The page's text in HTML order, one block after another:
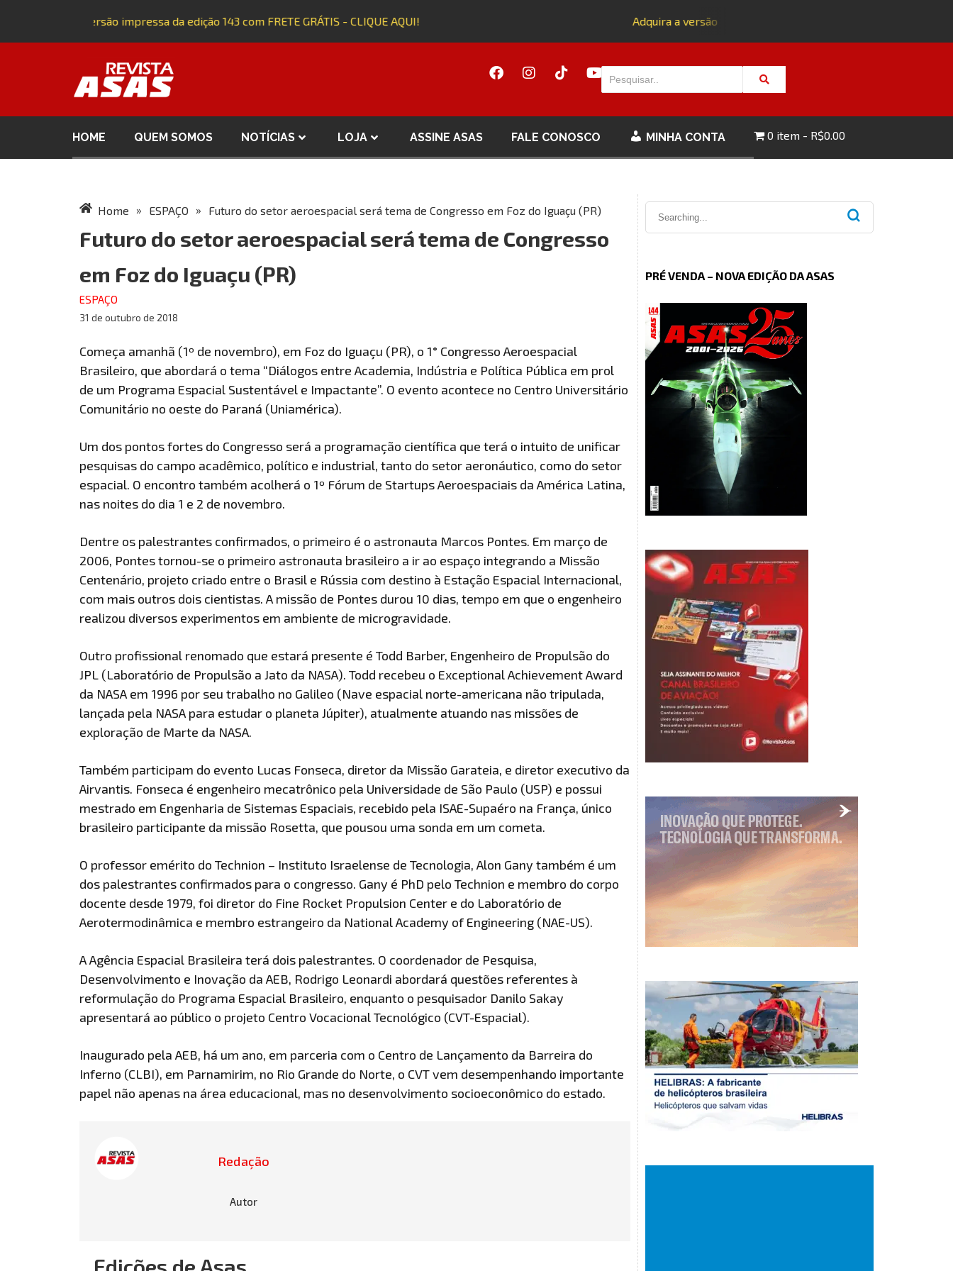
Adquira a versão impressa da edição 143 com FRETE GRÁTIS - CLIQUE AQUI! Adquira a versão impressa da edição 143 com FRETE GRÁTIS -
HOME QUEM SOMOS NOTÍCIAS LOJA ASSINE ASAS FALE CONOSCO MINHA CONTA 0 item R$0.00
Home » ESPAÇO » Futuro do setor aeroespacial será tema de Congresso em Foz do Iguaçu (PR)
Futuro do setor aeroespacial será tema de Congresso
em Foz do Iguaçu (PR)
ESPAÇO
31 de outubro de 2018
Começa amanhã (1º de novembro), em Foz do Iguaçu (PR), o 1° Congresso Aeroespacial
Brasileiro, que abordará o tema “Diálogos entre Academia, Indústria e Política Pública em prol
de um Programa Espacial Sustentável e Impactante”. O evento acontece no Centro Universitário
Comunitário no oeste do Paraná (Uniamérica).
Um dos pontos fortes do Congresso será a programação científica que terá o intuito de unificar
pesquisas do campo acadêmico, político e industrial, tanto do setor aeronáutico, como do setor
espacial. O encontro também acolherá o 1º Fórum de Startups Aeroespaciais da América Latina,
nas noites do dia 1 e 2 de novembro.
Dentre os palestrantes confirmados, o primeiro é o astronauta Marcos Pontes. Em março de
2006, Pontes tornou-se o primeiro astronauta brasileiro a ir ao espaço integrando a Missão
Centenário, projeto criado entre o Brasil e Rússia com destino à Estação Espacial Internacional,
com mais outros dois cientistas. A missão de Pontes durou 10 dias, tempo em que o engenheiro
realizou diversos experimentos em ambiente de microgravidade.
Outro profissional renomado que estará presente é Todd Barber, Engenheiro de Propulsão do
JPL (Laboratório de Propulsão a Jato da NASA). Todd recebeu o Exceptional Achievement Award
da NASA em 1996 por seu trabalho no Galileo (Nave espacial norte-americana não tripulada,
lançada pela NASA para estudar o planeta Júpiter), atualmente atuando nas missões de
exploração de Marte da NASA.
Também participam do evento Lucas Fonseca, diretor da Missão Garateia, e diretor executivo da
Airvantis. Fonseca é engenheiro mecatrônico pela Universidade de São Paulo (USP) e possui
mestrado em Engenharia de Sistemas Espaciais, recebido pela ISAE-Supaéro na França, único
brasileiro participante da missão Rosetta, que pousou uma sonda em um cometa.
O professor emérito do Technion – Instituto Israelense de Tecnologia, Alon Gany também é um
dos palestrantes confirmados para o congresso. Gany é PhD pelo Technion e membro do corpo
docente desde 1979, foi diretor do Fine Rocket Propulsion Center e do Laboratório de
Aerotermodinâmica e membro estrangeiro da National Academy of Engineering (NAE-US).
A Agência Espacial Brasileira terá dois palestrantes. O coordenador de Pesquisa,
Desenvolvimento e Inovação da AEB, Rodrigo Leonardi abordará questões referentes à
reformulação do Programa Espacial Brasileiro, enquanto o pesquisador Danilo Sakay
apresentará ao público o projeto Centro Vocacional Tecnológico (CVT-Espacial).
Inaugurado pela AEB, há um ano, em parceria com o Centro de Lançamento da Barreira do
Inferno (CLBI), em Parnamirim, no Rio Grande do Norte, o CVT vem desempenhando importante
papel não apenas na área educacional, mas no desenvolvimento socioeconômico do estado.
Redação
Autor
Edições de Asas
PRÉ VENDA – NOVA EDIÇÃO DA ASAS